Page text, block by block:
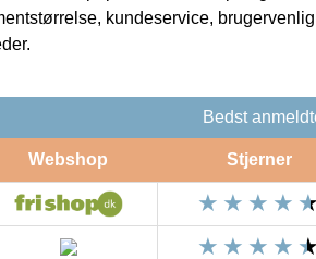
kundeservice,
Bedst
Webshop Stjerner